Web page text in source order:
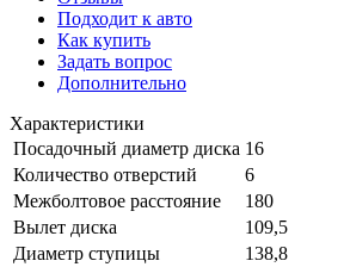
Подходит к авто
Как купить
Задать вопрос
Дополнительно
Характеристики
Посадочный диаметр диска 16
Количество отверстий
6
Межболтовое расстояние
180
Вылет диска
109,5
Диаметр ступицы
138,8